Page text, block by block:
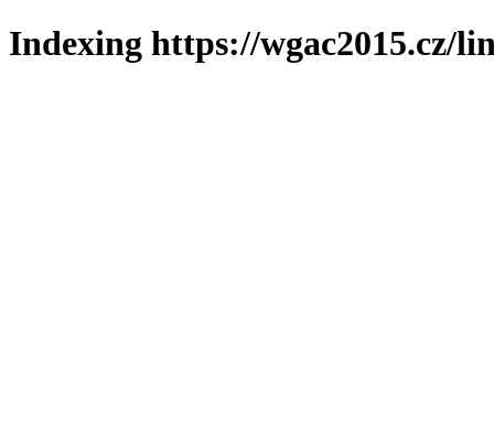
Indexing https://wgac2015.cz/